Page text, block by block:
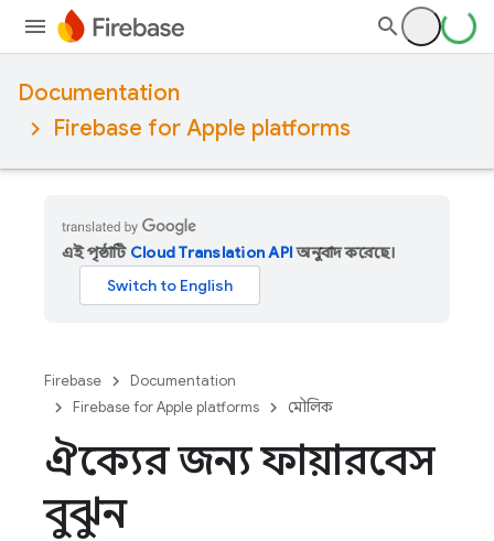
Documentation
Firebase for Apple platforms
এই পৃষ্ঠাটি Cloud Translation APIঅনুবাদ করেছে।
Firebase
Documentation
Firebase for Apple platforms
মৌলিক
ঐক্যের জন্য ফায়ারবেস
বুঝুন